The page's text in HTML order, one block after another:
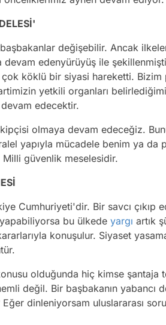
değişebilir. Ancak
devam edenyürüyüş ile
çok köklü bir siyasi hareketti. Bizim
yetkili organları
edecektir.
olmaya devam edeceğiz.
yapıyla mücadele benim ya da
güvenlik meselesidir.
Cumhuriyeti'dir. Bir savcı çıkıp
yapabiliyorsa bu ülkede yargı artık
konuşulur. Siyaset
olduğunda hiç kimse
değil. Bir başbakanın yabancı
dinleniyorsam uluslararası